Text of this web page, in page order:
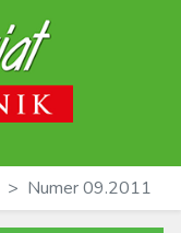
Numer 09.2011